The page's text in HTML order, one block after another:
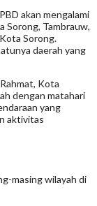
akan mengalami
Sorong, Tambrauw,
Sorong.
daerah yang
Kota
dengan matahari
yang
aktivitas
masing wilayah di